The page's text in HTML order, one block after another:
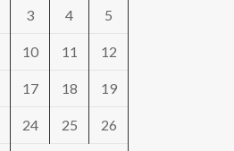
3 4 5
10 11 12
17 18 19
24 25 26